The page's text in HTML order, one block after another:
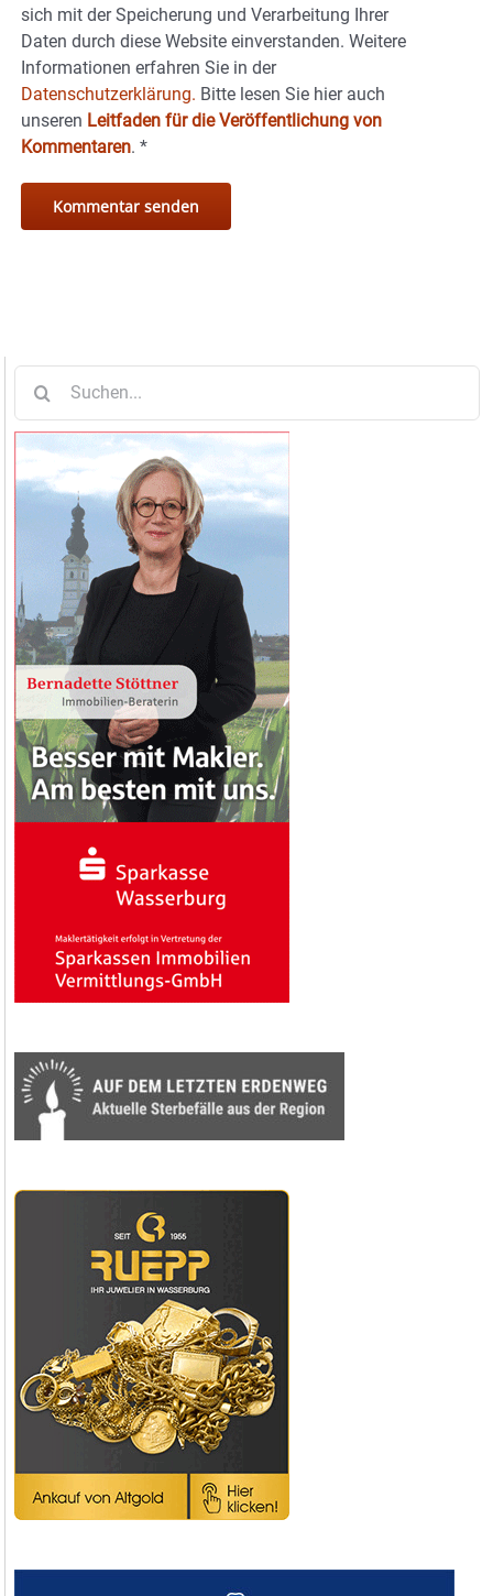
sich mit der Speicherung und Verarbeitung Ihrer
Daten durch diese Website einverstanden. Weitere
Informationen erfahren Sie in der
Datenschutzerklärung. Bitte lesen Sie hier auch
unseren Leitfaden für die Veröffentlichung von
Kommentaren. *
nach: